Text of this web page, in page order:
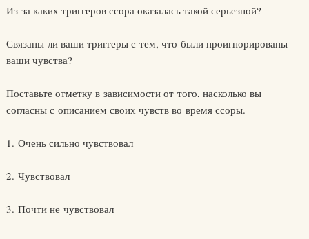
Из-за каких триггеров ссора оказалась такой серьезной?
Связаны ли ваши триггеры с тем, что были проигнорированы
ваши чувства?
Поставьте отметку в зависимости от того, насколько вы
согласны с описанием своих чувств во время ссоры.
1. Очень сильно чувствовал
2. Чувствовал
3. Почти не чувствовал